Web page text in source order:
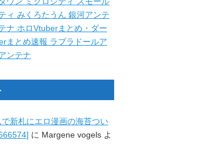
ィ みくろたうん 銀河アンテ
ナ ホロVtuberまとめ・ダー
まとめ速報 ラブラドールア
ンテナ
で新札にエロ漫画の海苔つい
に Margene vogels よ